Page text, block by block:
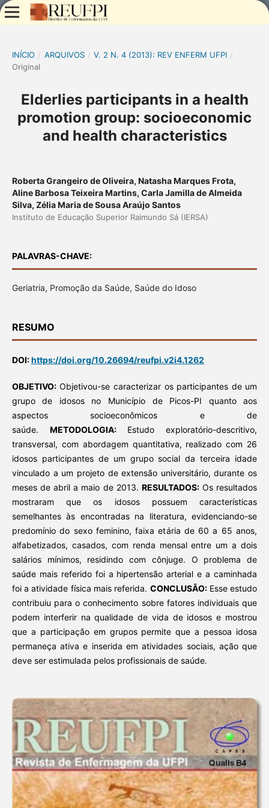
INÍCIO / ARQUIVOS / V. 2 N. 4 (2013): REV ENFERM UFPI /
Original
Elderlies participants in a health
promotion group: socioeconomic
and health characteristics
Roberta Grangeiro de Oliveira, Natasha Marques Frota,
Aline Barbosa Teixeira Martins, Carla Jamilla de Almeida
Silva, Zélia Maria de Sousa Araújo Santos
Instituto de Educação Superior Raimundo Sá (IERSA)
PALAVRAS-CHAVE:
Geriatria, Promoção da Saúde, Saúde do Idoso
RESUMO
DOI:https://doi.org/10.26694/reufpi.v2i4.1262
OBJETIVO:Objetivou-se caracterizar os participantes de um
grupo de idosos no Município de Picos-PI quanto aos
aspectos socioeconômicos e de
saúde. METODOLOGIA:Estudo exploratório-descritivo,
transversal, com abordagem quantitativa, realizado com 26
idosos participantes de um grupo social da terceira idade
vinculado a um projeto de extensão universitário, durante os
meses de abril a maio de 2013. RESULTADOS:Os resultados
mostraram que os idosos possuem características
semelhantes às encontradas na literatura, evidenciando-se
predomínio do sexo feminino, faixa etária de 60 a 65 anos,
alfabetizados, casados, com renda mensal entre um a dois
salários mínimos, residindo com cônjuge. O problema de
saúde mais referido foi a hipertensão arterial e a caminhada
foi a atividade física mais referida. CONCLUSÃO:Esse estudo
contribuiu para o conhecimento sobre fatores individuais que
podem interferir na qualidade de vida de idosos e mostrou
que a participação em grupos permite que a pessoa idosa
permaneça ativa e inserida em atividades sociais, ação que
deve ser estimulada pelos profissionais de saúde.